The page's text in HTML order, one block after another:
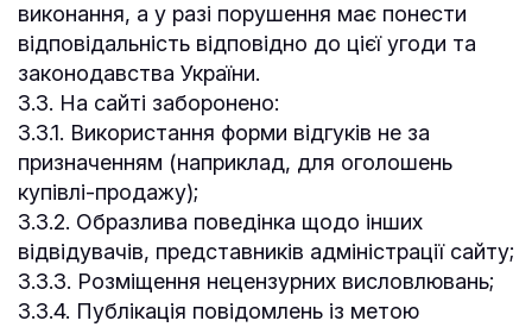
виконання, а у разі порушення має понести
відповідальність відповідно до цієї угоди та
законодавства України.
3.3. На сайті заборонено:
3.3.1. Використання форми відгуків не за
призначенням (наприклад, для оголошень
купівлі-продажу);
3.3.2. Образлива поведінка щодо інших
відвідувачів, представників адміністрації сайту;
3.3.3. Розміщення нецензурних висловлювань;
3.3.4. Публікація повідомлень із метою